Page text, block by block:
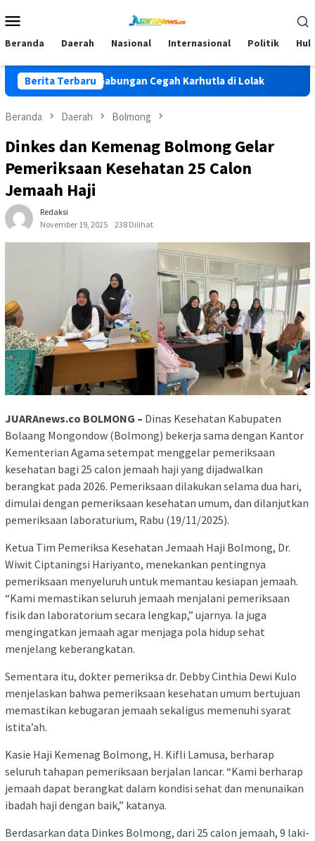
ke
Mobile
Beranda Daerah Nasional Internasional Politik
Berita Terbaru
Tim Gabungan Cegah Karhutla di Lolak Pemkab
Beranda Daerah Bolmong
Dinkes dan Kemenag Bolmong Gelar
Pemeriksaan Kesehatan 25 Calon
Jemaah Haji
Redaksi
November 19, 2025
238 Dilihat
JUARAnews.co BOLMONG – Dinas Kesehatan Kabupaten
Bolaang Mongondow (Bolmong) bekerja sama dengan Kantor
Kementerian Agama setempat menggelar pemeriksaan
kesehatan bagi 25 calon jemaah haji yang dijadwalkan
berangkat pada 2026. Pemeriksaan dilakukan selama dua hari,
dimulai dengan pemeriksaan kesehatan umum, dan dilanjutkan
pemeriksaan laboraturium, Rabu (19/11/2025).
Ketua Tim Pemeriksa Kesehatan Jemaah Haji Bolmong, Dr.
Wiwit Ciptaningsi Hariyanto, menekankan pentingnya
pemeriksaan menyeluruh untuk memantau kesiapan jemaah.
“Kami memastikan seluruh jemaah menjalani pemeriksaan
fisik dan laboratorium secara lengkap,” ujarnya. Ia juga
mengingatkan jemaah agar menjaga pola hidup sehat
menjelang keberangkatan.
Sementara itu, dokter pemeriksa dr. Debby Cinthia Dewi Kulo
menjelaskan bahwa pemeriksaan kesehatan umum bertujuan
memastikan kebugaran jemaah sekaligus memenuhi syarat
istita’ah.
Kasie Haji Kemenag Bolmong, H. Kifli Lamusa, berharap
seluruh tahapan pemeriksaan berjalan lancar. “Kami berharap
jemaah dapat berangkat dalam kondisi sehat dan menunaikan
ibadah haji dengan baik,” katanya.
Berdasarkan data Dinkes Bolmong, dari 25 calon jemaah, 9 laki-